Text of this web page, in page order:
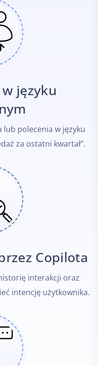
języku
lub polecenia w języku
za ostatni kwartał”.
Copilota
interakcji oraz
intencję użytkownika.